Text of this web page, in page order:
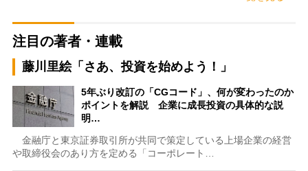
注目の著者・連載
藤川里絵「さあ、投資を始めよう！」
5年ぶり改訂の「CGコード」、何が変わったのか
ポイントを解説 企業に成長投資の具体的な説
明…
金融庁と東京証券取引所が共同で策定している上場企業の経営
や取締役会のあり方を定める「コーポレート…